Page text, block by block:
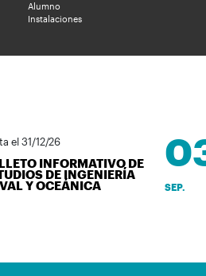
Alumno
Instalaciones
31/12/26
INFORMATIVO DE
DE INGENIERÍA
Y OCEÁNICA
03
SEP.